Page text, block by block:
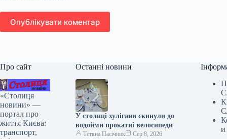
Опублікувати коментар
Про сайт
«Столиця
новини» —
портал про
життя Києва:
транспорт,
Останні новини
У столиці хулігани скинули до
водойми прокатні велосипеди
Тетяна Пасічник Сер 8, 2026
и